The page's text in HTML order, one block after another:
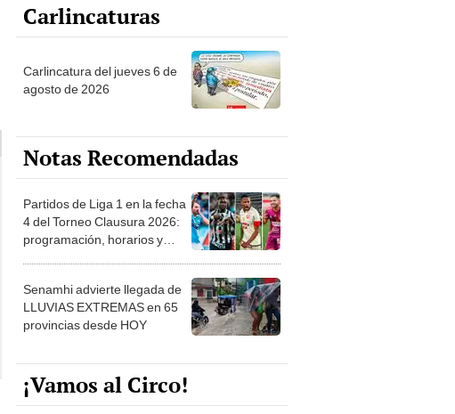
Carlincaturas
Carlincatura del jueves 6 de
agosto de 2026
Notas Recomendadas
Partidos de Liga 1 en la fecha
4 del Torneo Clausura 2026:
programación, horarios y
Senamhi advierte llegada de
LLUVIAS EXTREMAS en 65
provincias desde HOY
¡Vamos al Circo!